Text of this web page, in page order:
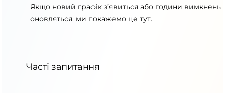
Якщо новий графік з’явиться або години вимкнень
оновляться, ми покажемо це тут.
Часті запитання